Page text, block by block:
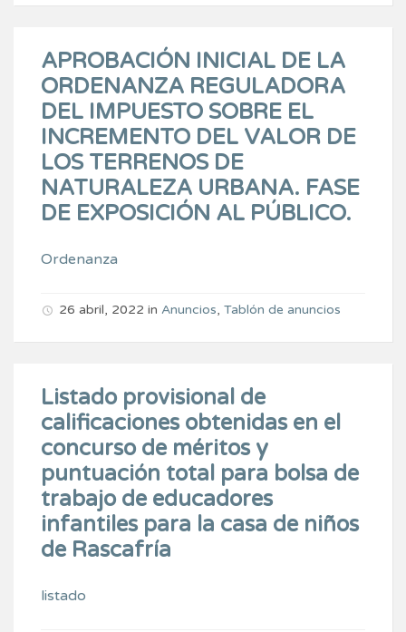
APROBACIÓN INICIAL DE LA
ORDENANZA REGULADORA
DEL IMPUESTO SOBRE EL
INCREMENTO DEL VALOR DE
LOS TERRENOS DE
NATURALEZA URBANA. FASE
DE EXPOSICIÓN AL PÚBLICO.
Ordenanza
26 abril, 2022 in Anuncios, Tablón de anuncios
Listado provisional de
calificaciones obtenidas en el
concurso de méritos y
puntuación total para bolsa de
trabajo de educadores
infantiles para la casa de niños
de Rascafría
listado